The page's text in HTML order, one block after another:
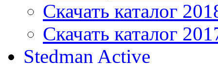
Скачать каталог
Скачать каталог
Stedman Active